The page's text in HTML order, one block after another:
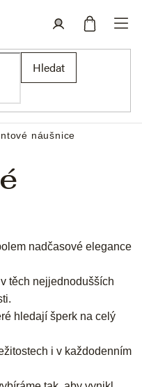
Hledat
náušnice
nadčasové elegance
těch nejjednodušších
hledají šperk na celý
i v každodenním